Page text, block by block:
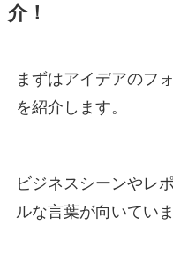
介！
まずはアイデアのフ
を紹介します。
ビジネスシーンやレ
ルな言葉が向いていま